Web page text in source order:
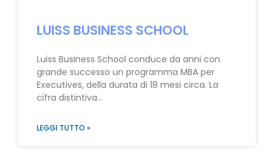
LUISS BUSINESS SCHOOL
Luiss Business School conduce da anni con
grande successo un programma MBA per
Executives, della durata di 18 mesi circa. La
cifra distintiva…
LEGGI TUTTO »